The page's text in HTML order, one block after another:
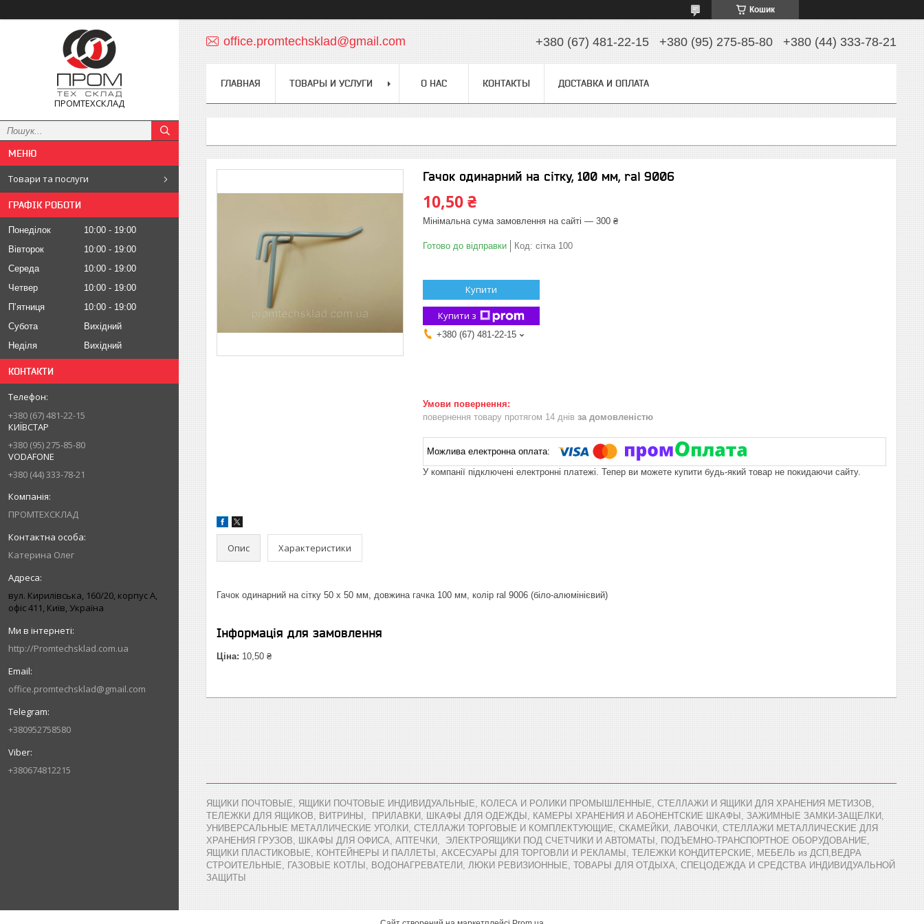
Кошик
ПРОМТЕХСКЛАД
Товари та послуги
ГРАФІК РОБОТИ
Понеділок 10:00
19:00
Вівторок
10:00
19:00
Середа
10:00
19:00
Четвер
10:00
19:00
Пʼятниця
10:00
19:00
Субота
Вихідний
Неділя
Вихідний
КОНТАКТИ
+380 (67) 481-22-15
КИЇВСТАР
+380 (95) 275-85-80
VODAFONE
+380 (44) 333-78-21
ПРОМТЕХСКЛАД
Катерина Олег
вул. Кирилівська, 160/20, корпус А,
офіс 411, Київ, Україна
http://Promtechsklad.com.ua
office.promtechsklad@gmail.com
+380952758580
+380674812215
office.promtechsklad@gmail.com +380 (67) 481-22-15 +380 (95) 275-85-80 +380 (44) 333-78-21
ГЛАВНАЯ ТОВАРЫ И УСЛУГИ О НАС КОНТАКТЫ ДОСТАВКА И ОПЛАТА
Гачок одинарний на cітку, 100 мм, ral 9006
10,50 ₴
Мінімальна сума замовлення на сайті — 300 ₴
Готово до відправки Код: сітка 100
Купити
Купити з
+380 (67) 481-22-15
повернення товару протягом 14 днів за домовленістю
У компанії підключені електронні платежі. Тепер ви можете купити будь-який товар не покидаючи сайту.
Опис Характеристики
Гачок одинарний на cітку 50 х 50 мм, довжина гачка 100 мм, колір ral 9006 (біло-алюмінієвий)
Інформація для замовлення
Ціна: 10,50 ₴
ЯЩИКИ ПОЧТОВЫЕ, ЯЩИКИ ПОЧТОВЫЕ ИНДИВИДУАЛЬНЫЕ, КОЛЕСА И РОЛИКИ ПРОМЫШЛЕННЫЕ, СТЕЛЛАЖИ И ЯЩИКИ ДЛЯ ХРАНЕНИЯ МЕТИЗОВ,
ТЕЛЕЖКИ ДЛЯ ЯЩИКОВ, ВИТРИНЫ, ПРИЛАВКИ, ШКАФЫ ДЛЯ ОДЕЖДЫ, КАМЕРЫ ХРАНЕНИЯ И АБОНЕНТСКИЕ ШКАФЫ, ЗАЖИМНЫЕ ЗАМКИ-ЗАЩЕЛКИ,
УНИВЕРСАЛЬНЫЕ МЕТАЛЛИЧЕСКИЕ УГОЛКИ, СТЕЛЛАЖИ ТОРГОВЫЕ И КОМПЛЕКТУЮЩИЕ, СКАМЕЙКИ, ЛАВОЧКИ, СТЕЛЛАЖИ МЕТАЛЛИЧЕСКИЕ ДЛЯ
ХРАНЕНИЯ ГРУЗОВ, ШКАФЫ ДЛЯ ОФИСА, АПТЕЧКИ, ЭЛЕКТРОЯЩИКИ ПОД СЧЕТЧИКИ И АВТОМАТЫ, ПОДЪЕМНО-ТРАНСПОРТНОЕ ОБОРУДОВАНИЕ,
ЯЩИКИ ПЛАСТИКОВЫЕ, КОНТЕЙНЕРЫ И ПАЛЛЕТЫ, АКСЕСУАРЫ ДЛЯ ТОРГОВЛИ И РЕКЛАМЫ, ТЕЛЕЖКИ КОНДИТЕРСКИЕ, МЕБЕЛЬ из ДСП,ВЕДРА
СТРОИТЕЛЬНЫЕ, ГАЗОВЫЕ КОТЛЫ, ВОДОНАГРЕВАТЕЛИ, ЛЮКИ РЕВИЗИОННЫЕ, ТОВАРЫ ДЛЯ ОТДЫХА, СПЕЦОДЕЖДА И СРЕДСТВА ИНДИВИДУАЛЬНОЙ
ЗАЩИТЫ